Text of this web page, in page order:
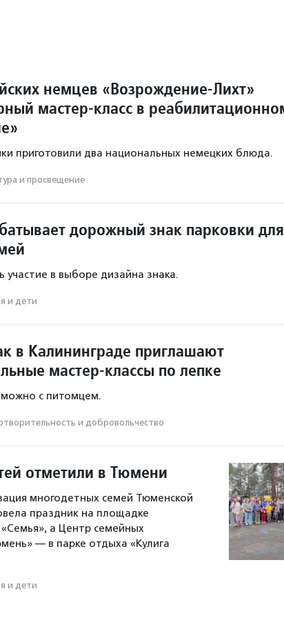
немцев «Возрождение-Лихт»
мастер-класс в
приготовили два национальных немецких блюда.
и просвещение
дорожный знак парковки для
участие в выборе дизайна знака.
и дети
в Калининграде приглашают
мастер-классы по лепке
с питомцем.
и доброволь­чест­во
отметили в Тюмени
многодетных семей Тюменской
праздник на площадке
а Центр семейных
— в парке отдыха «Кулига
и дети